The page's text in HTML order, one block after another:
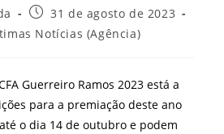
Post
publicado:
31 de agosto de 2023
Notícias (Agência)
Guerreiro Ramos 2023 está a
para a premiação deste ano
o dia 14 de outubro e podem